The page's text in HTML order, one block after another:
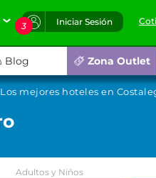
3 Iniciar Sesión
Blog Zona Outlet
Los mejores hoteles en
Adultos y Niños